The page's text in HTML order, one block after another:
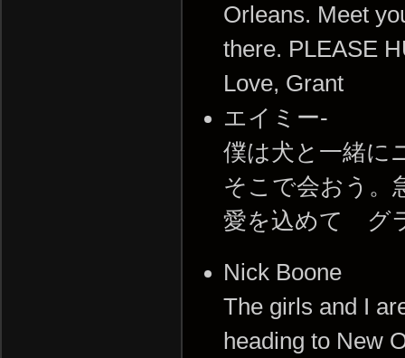
Orleans. Meet
there. PLEASE
Love, Grant
エイミー-
僕は犬と一緒に
そこで会おう。
愛を込めて グ
Nick Boone
The girls and I
heading to New